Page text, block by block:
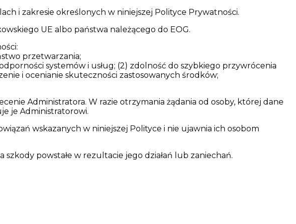
i zakresie określonych w niniejszej Polityce Prywatności.
UE albo państwa należącego do EOG.
przetwarzania;
systemów i usług; (2) zdolność do szybkiego przywrócenia
i ocenianie skuteczności zastosowanych środków;
Administratora. W razie otrzymania żądania od osoby, której dane
je Administratorowi.
wskazanych w niniejszej Polityce i nie ujawnia ich osobom
powstałe w rezultacie jego działań lub zaniechań.